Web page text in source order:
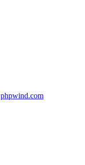
phpwind.com